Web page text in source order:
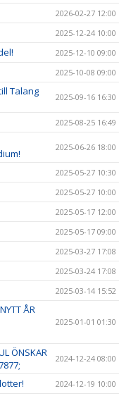
2026-02-27 12:00
2025-12-24 10:00
2025-12-10 09:00
2025-10-08 09:00
Talang
2025-09-16 16:30
2025-08-25 16:49
2025-06-26 18:00
2025-05-27 10:30
2025-05-27 10:00
2025-05-17 12:00
2025-05-17 09:00
2025-03-27 17:08
2025-03-24 17:08
2025-03-14 15:52
ÅR
2025-01-01 01:30
ÖNSKAR
2024-12-24 08:00
2024-12-19 10:00